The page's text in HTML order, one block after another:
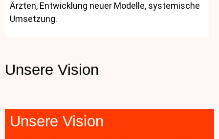
Ärzten, Entwicklung neuer Modelle, systemische
Umsetzung.
Unsere Vision
Unsere Vision